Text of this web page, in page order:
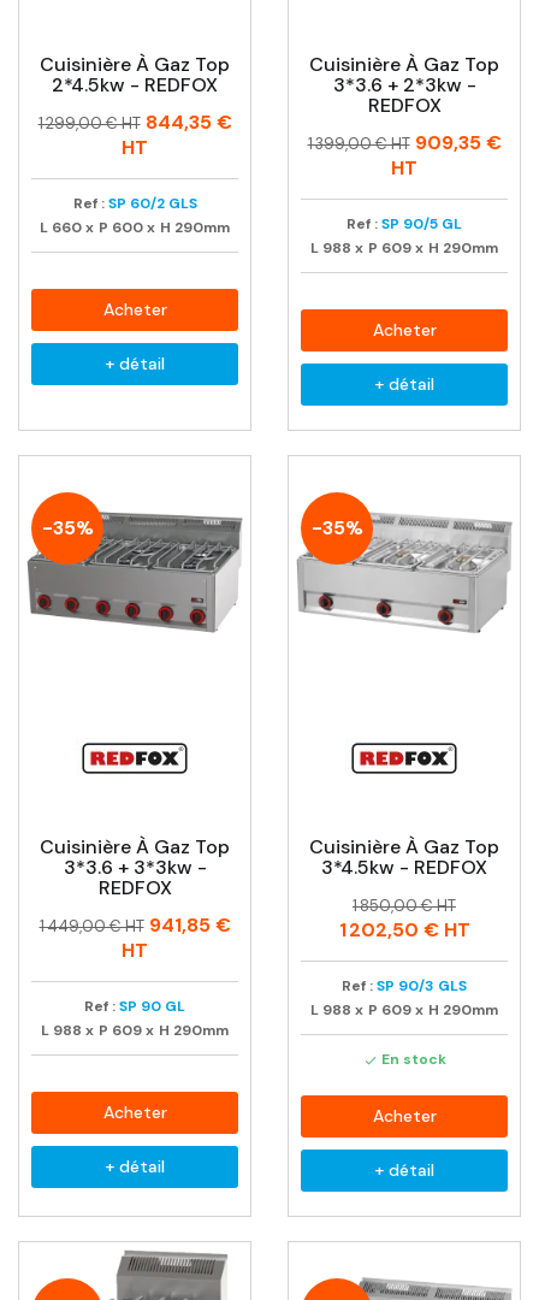
Cuisinière À Gaz Top
2*4.5kw - REDFOX
Prix
Prix
1 299,00 € HT 844,35 €
HT
Ref : SP 60/2 GLS
L 660x P 600x H 290mm
Acheter
+ détail
Cuisinière À Gaz Top
3*3.6 + 2*3kw -
REDFOX
Prix
Prix
1 399,00 € HT 909,35 €
HT
Ref :SP 90/5 GL
L 988 x P 609x H 290mm
Acheter
+ détail
-35%
Cuisinière À Gaz Top
3*3.6 + 3*3kw -
REDFOX
Prix
Prix
1 449,00 € HT 941,85 €
HT
Ref :SP 90 GL
L 988 x P 609x H 290mm
Acheter
+ détail
-35%
Cuisinière À Gaz Top
3*4.5kw - REDFOX
Prix
Prix
habituel
1 850,00 € HT
1 202,50 €HT
Ref :SP 90/3 GLS
L 988 x P 609x H 290mm
 En stock
Acheter
+ détail